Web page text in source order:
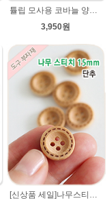
튤립 모사용 코바늘 양코바늘 튤립코바늘
3,950원